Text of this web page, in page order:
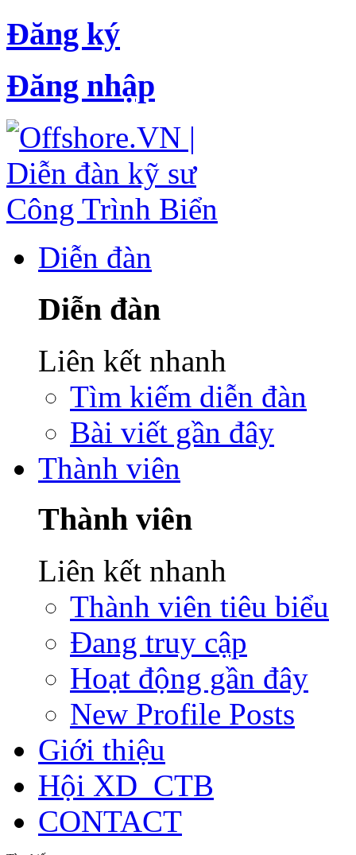
Đăng ký
Đăng nhập
Diễn đàn
Diễn đàn
Liên kết nhanh
Tìm kiếm diễn đàn
Bài viết gần đây
Thành viên
Thành viên
Liên kết nhanh
Thành viên tiêu biểu
Đang truy cập
Hoạt động gần đây
New Profile Posts
Giới thiệu
Hội XD_CTB
CONTACT